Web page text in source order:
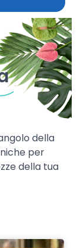
della
per
della tua